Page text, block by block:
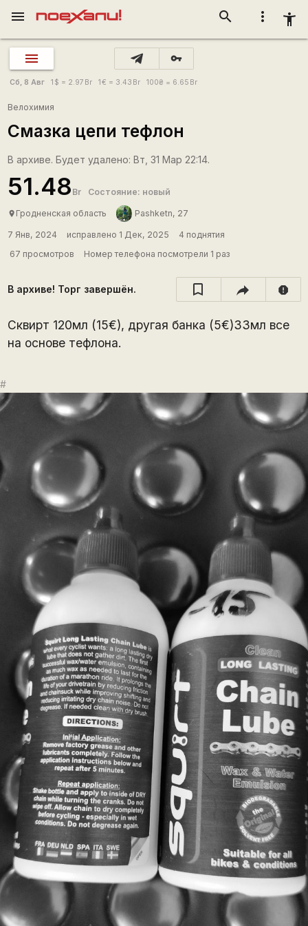
more_vert accessibility_new
search
menu
vpn_key
Сб, 8 Авг 1 $ = 2.97 Br 1€ = 3.43 Br 100₴ = 6.65 Br
Велохимия
Смазка цепи тефлон
В архиве. Будет удалено: Вт, 31 Мар 22:14.
51.48 Br Состояние: новый
place Гродненская область Pashketn, 27
7 Янв, 2024 исправлено 1 Дек, 2025
4 поднятия
67 просмотров
Номер телефона посмотрели 1 раз
В архиве! Торг завершён. report
Сквирт 120мл (15€), другая банка (5€)33мл все
на основе тефлона.
#